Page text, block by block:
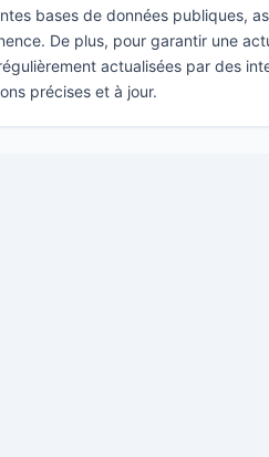
bases de données publiques,
De plus, pour garantir une
actualisées par des
précises et à jour.